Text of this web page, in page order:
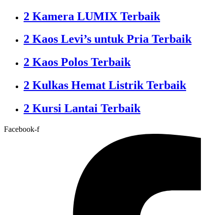
2 Kamera LUMIX Terbaik
2 Kaos Levi’s untuk Pria Terbaik
2 Kaos Polos Terbaik
2 Kulkas Hemat Listrik Terbaik
2 Kursi Lantai Terbaik
Facebook-f